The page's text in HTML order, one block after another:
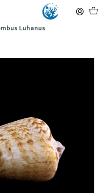
149,90€ (Envio extresso: 14,90€)
Luhanus